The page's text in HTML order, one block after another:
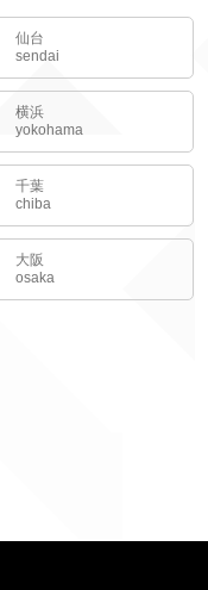
仙台
sendai
横浜
yokohama
千葉
chiba
大阪
osaka